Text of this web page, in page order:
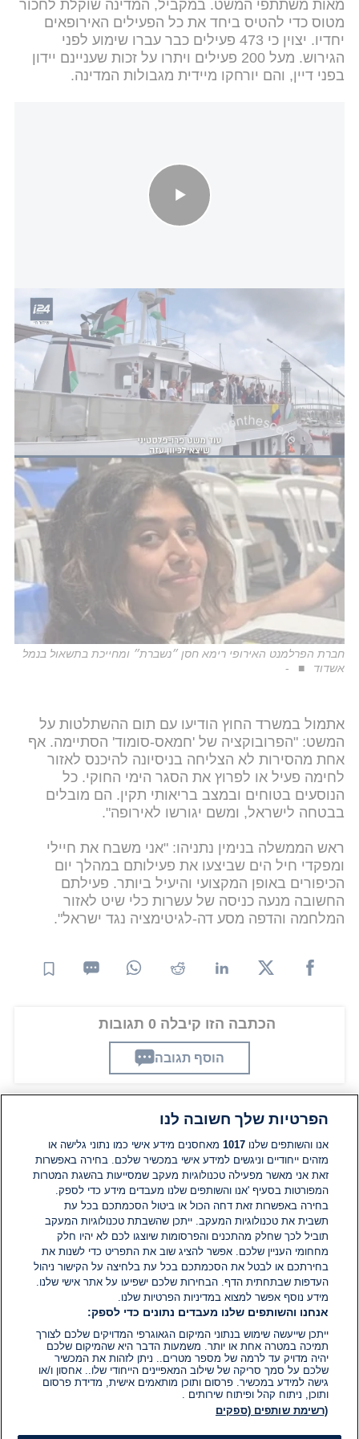
מאות משתתפי המשט. במקביל, המדינה שוקלת לחכור
מטוס כדי להטיס ביחד את כל הפעילים האירופאים
יחדיו. יצוין כי 473 פעילים כבר עברו שימוע לפני
הגירוש. מעל 200 פעילים ויתרו על זכות שעניינם יידון
בפני דיין, והם יורחקו מיידית מגבולות המדינה.
המשט שהשתבש: הספינה של גרטה נאלצה להסתובב בדרך לעזה בגלל
גורם הבקי בפרטי האירוע סיפר ל-i24NEWS: "
משתתפי המשט קיבלו הנחיה להימנע מחיוכים כדי לא
לאפשר לישראל לצלם אותם כשהם מחוייכים ובכך
להרוס את הנרטיב שישראל חוטפת אותם. בקרי הגבול
זרמו עם ההזיה, וניסו להצחיק אותם, כשבמקביל
משתתפי המשט התאמצו לא להישבר ולצחוק..".
חברת הפרלמנט האירופי רימא חסן ״נשברת״ ומחייכת בתשאול בנמל
אשדוד
-
אתמול במשרד החוץ הודיעו עם תום ההשתלטות על
המשט: "הפרובוקציה של 'חמאס-סומוד' הסתיימה. אף
אחת מהסירות לא הצליחה בניסיונה להיכנס לאזור
לחימה פעיל או לפרוץ את הסגר הימי החוקי. כל
הנוסעים בטוחים ובמצב בריאותי תקין. הם מובלים
בבטחה לישראל, ומשם יגורשו לאירופה".
ראש הממשלה בנימין נתניהו: "אני משבח את חיילי
ומפקדי חיל הים שביצעו את פעילותם במהלך יום
הכיפורים באופן המקצועי והיעיל ביותר. פעילתם
החשובה מנעה כניסה של עשרות כלי שיט לאזור
המלחמה והדפה מסע דה-לגיטימציה נגד ישראל".
הכתבה הזו קיבלה 0 תגובות
הוסף תגובה
תגובות
אין עדיין תגובות. היה הראשון להגיב
הוסף תגובה
הפרטיות שלך חשובה לנו
אנו והשותפים שלנו1017 מאחסנים מידע אישי כמו נתוני גלישה או
מזהים ייחודיים וניגשים למידע אישי במכשיר שלכם. בחירה באפשרות
זאת אני מאשר מפעילה טכנולוגיות מעקב שמסייעות בהשגת המטרות
המפורטות בסעיף 'אנו והשותפים שלנו מעבדים מידע כדי לספק.
בחירה באפשרות זאת דחה הכול או ביטול הסכמתכם בכל עת
תשבית את טכנולוגיות המעקב. ייתכן שהשבתת טכנולוגיות המעקב
תוביל לכך שחלק מהתכנים והפרסומות שיוצגו לכם לא יהיו חלק
מחחומי העניין שלכם. אפשר להציג שוב את התפריט כדי לשנות את
בחירתכם או לבטל את הסכמתכם בכל עת בלחיצה על הקישור ניהול
העדפות שבתחתית הדף. הבחירות שלכם ישפיעו על אתר אישי שלנו.
מידע נוסף אפשר למצוא במדיניות הפרטיות שלנו.
אנחנו והשותפים שלנו מעבדים נתונים כדי לספק:
ייתכן שייעשה שימוש בנתוני המיקום הגאוגרפי המדויקים שלכם לצורך
תמיכה במטרה אחת או יותר. משמעות הדבר היא שהמיקום שלכם
יהיה מדויק עד לרמה של מספר מטרים.. ניתן לזהות את המכשיר
שלכם על סמך סריקה של שילוב המאפיינים הייחודי שלו.. אחסון ו/או
גישה למידע במכשיר. פרסום ותוכן מותאמים אישית, מדידת פרסום
ותוכן, ניתוח קהל ופיתוח שירותים .
(רשימת שותפים (ספקים